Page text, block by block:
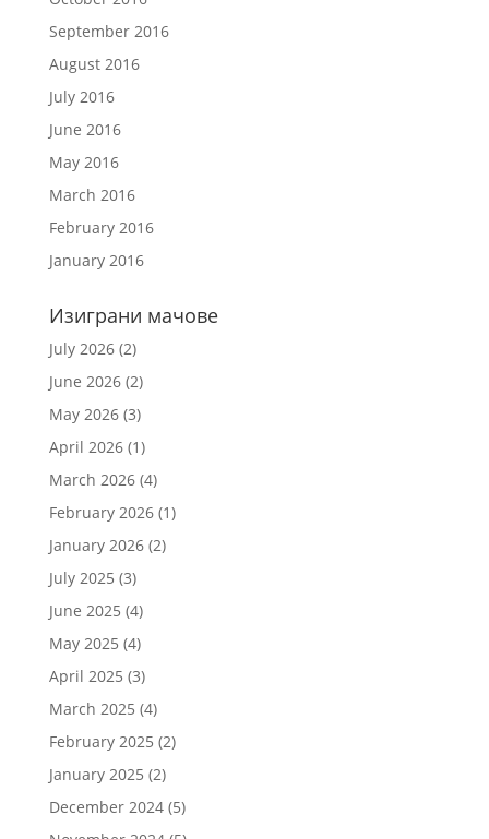
September 2016
August 2016
July 2016
June 2016
May 2016
March 2016
February 2016
January 2016
Изиграни мачове
July 2026(2)
June 2026(2)
May 2026(3)
April 2026(1)
March 2026(4)
February 2026(1)
January 2026(2)
July 2025 (3)
June 2025 (4)
May 2025 (4)
April 2025 (3)
March 2025 (4)
February 2025 (2)
January 2025 (2)
December 2024(5)